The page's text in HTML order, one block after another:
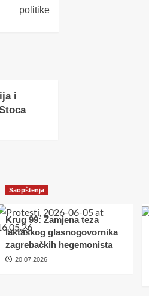
politike
i
Saopštenja
Krug 99: Zamjena teza
laktaškog glasnogovornika
zagrebačkih hegemonista
20.07.2026